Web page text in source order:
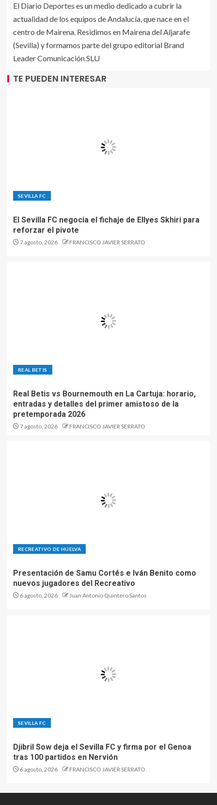
El Diario Deportes es un medio dedicado a cubrir la
actualidad de los equipos de Andalucía, que nace en el
centro de Mairena. Residimos en Mairena del Aljarafe
(Sevilla) y formamos parte del grupo editorial Brand
Leader Comunicación SLU
TE PUEDEN INTERESAR
SEVILLA FC
El Sevilla FC negocia el fichaje de Ellyes Skhiri para
reforzar el pivote
7 agosto, 2026 FRANCISCO JAVIER SERRATO
REAL BETIS
Real Betis vs Bournemouth en La Cartuja: horario,
entradas y detalles del primer amistoso de la
pretemporada 2026
7 agosto, 2026 FRANCISCO JAVIER SERRATO
RECREATIVO DE HUELVA
Presentación de Samu Cortés e Iván Benito como
nuevos jugadores del Recreativo
6 agosto, 2026 Juan Antonio Quintero Santos
SEVILLA FC
Djibril Sow deja el Sevilla FC y firma por el Genoa
tras 100 partidos en Nervión
6 agosto, 2026 FRANCISCO JAVIER SERRATO